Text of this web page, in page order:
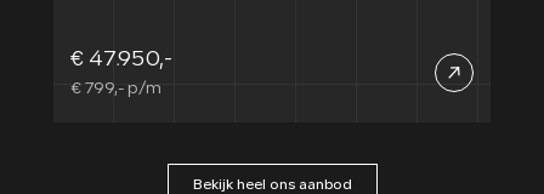
€ 47.950,-
€ 799,- p/m
Bekijk heel ons aanbod